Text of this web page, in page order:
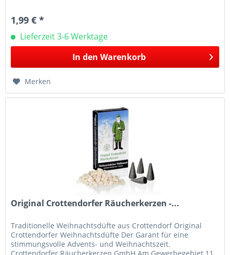
1,99 € *
Lieferzeit 3-6 Werktage
In den Warenkorb
Merken
Original Crottendorfer Räucherkerzen -...
Traditionelle Weihnachtsdüfte aus Crottendorf Original
Crottendorfer Weihnachtsdüfte Der Garant für eine
stimmungsvolle Advents- und Weihnachtszeit.